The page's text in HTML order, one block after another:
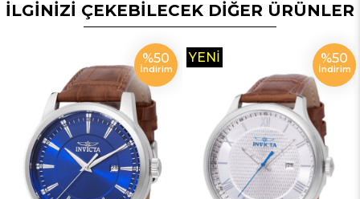
İLGİNİZİ ÇEKEBİLECEK DİĞER ÜRÜNLER
%50
İndirim
%50
İndirim
YENI